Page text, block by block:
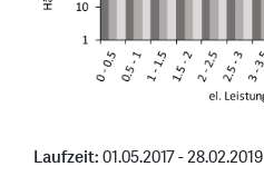
Laufzeit:01.05.2017 - 28.02.2019